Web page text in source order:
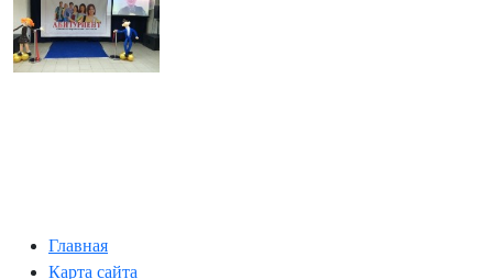
Главная
Карта сайта